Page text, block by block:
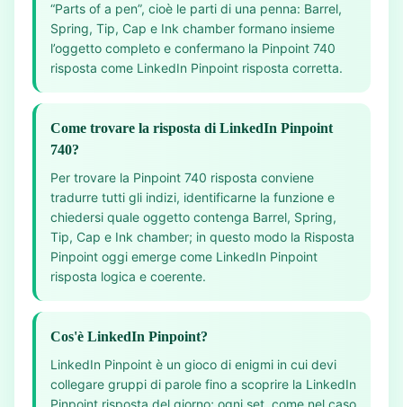
“Parts of a pen”, cioè le parti di una penna: Barrel,
Spring, Tip, Cap e Ink chamber formano insieme
l’oggetto completo e confermano la Pinpoint 740
risposta come LinkedIn Pinpoint risposta corretta.
Come trovare la risposta di LinkedIn Pinpoint
740?
Per trovare la Pinpoint 740 risposta conviene
tradurre tutti gli indizi, identificarne la funzione e
chiedersi quale oggetto contenga Barrel, Spring,
Tip, Cap e Ink chamber; in questo modo la Risposta
Pinpoint oggi emerge come LinkedIn Pinpoint
risposta logica e coerente.
Cos'è LinkedIn Pinpoint?
LinkedIn Pinpoint è un gioco di enigmi in cui devi
collegare gruppi di parole fino a scoprire la LinkedIn
Pinpoint risposta del giorno; ogni set, come nel caso